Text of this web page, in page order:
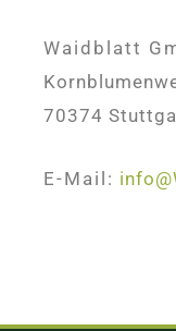
Waidblatt
70374
E-Mail: